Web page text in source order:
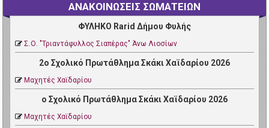
ΑΝΑΚΟΙΝΩΣΕΙΣ ΣΩΜΑΤΕΙΩΝ
ΦΥΛΗΚΟ Rarid Δήμου Φυλής
Σ.Ο. "Τριαντάφυλλος Σιαπέρας" Άνω Λιοσίων
2ο Σχολικό Πρωτάθλημα Σκάκι Χαϊδαρίου 2026
Μαχητές Χαϊδαρίου
ο Σχολικό Πρωτάθλημα Σκάκι Χαϊδαρίου 2026
Μαχητές Χαϊδαρίου